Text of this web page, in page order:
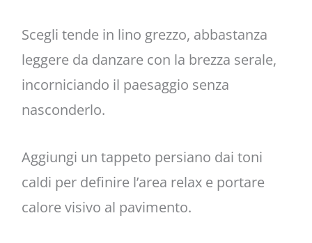
Scegli tende in lino grezzo, abbastanza
leggere da danzare con la brezza serale,
incorniciando il paesaggio senza
nasconderlo.
Aggiungi un tappeto persiano dai toni
caldi per definire l’area relax e portare
calore visivo al pavimento.